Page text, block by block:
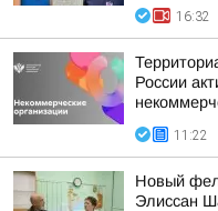
16:32
России
11:22
Новый
Элиссан